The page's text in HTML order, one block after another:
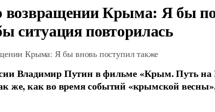
возвращении Крыма: Я бы
ситуация повторилась
Крыма: Я бы вновь поступил также
Владимир Путин в фильме «Крым. Путь на
же, как во время событий «крымской